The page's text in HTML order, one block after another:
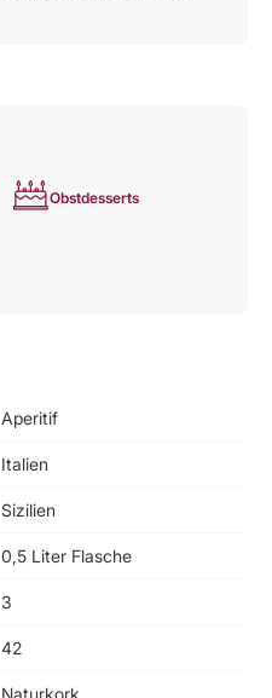
Obstdesserts
Aperitif
Italien
Sizilien
0,5 Liter Flasche
3
42